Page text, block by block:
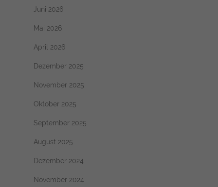
Juni 2026
Mai 2026
April 2026
Dezember 2025
November 2025
Oktober 2025
September 2025
August 2025
Dezember 2024
November 2024